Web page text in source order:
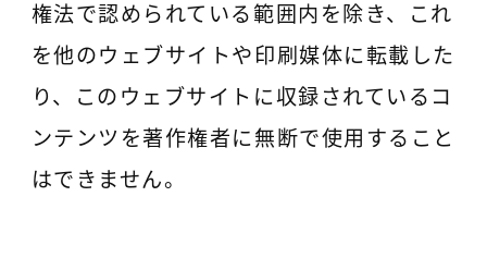
権法で認められている範囲内を除き、これ
を他のウェブサイトや印刷媒体に転載した
り、このウェブサイトに収録されているコ
ンテンツを著作権者に無断で使用すること
はできません。